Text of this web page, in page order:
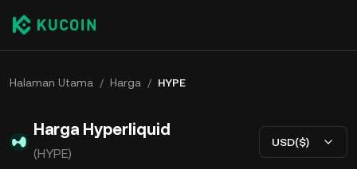
Halaman Utama / Harga / HYPE
Harga Hyperliquid
(HYPE)
USD($)